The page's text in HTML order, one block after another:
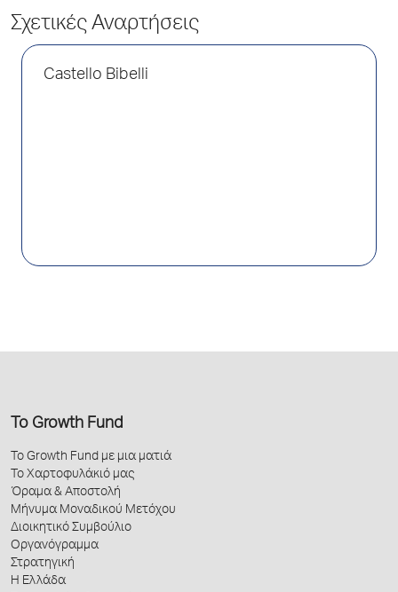
Σχετικές Αναρτήσεις
Castello Bibelli
Το Growth Fund
Το Growth Fund με μια ματιά
Το Χαρτοφυλάκιό μας
Όραμα & Αποστολή
Μήνυμα Μοναδικού Μετόχου
Διοικητικό Συμβούλιο
Οργανόγραμμα
Στρατηγική
Η Ελλάδα